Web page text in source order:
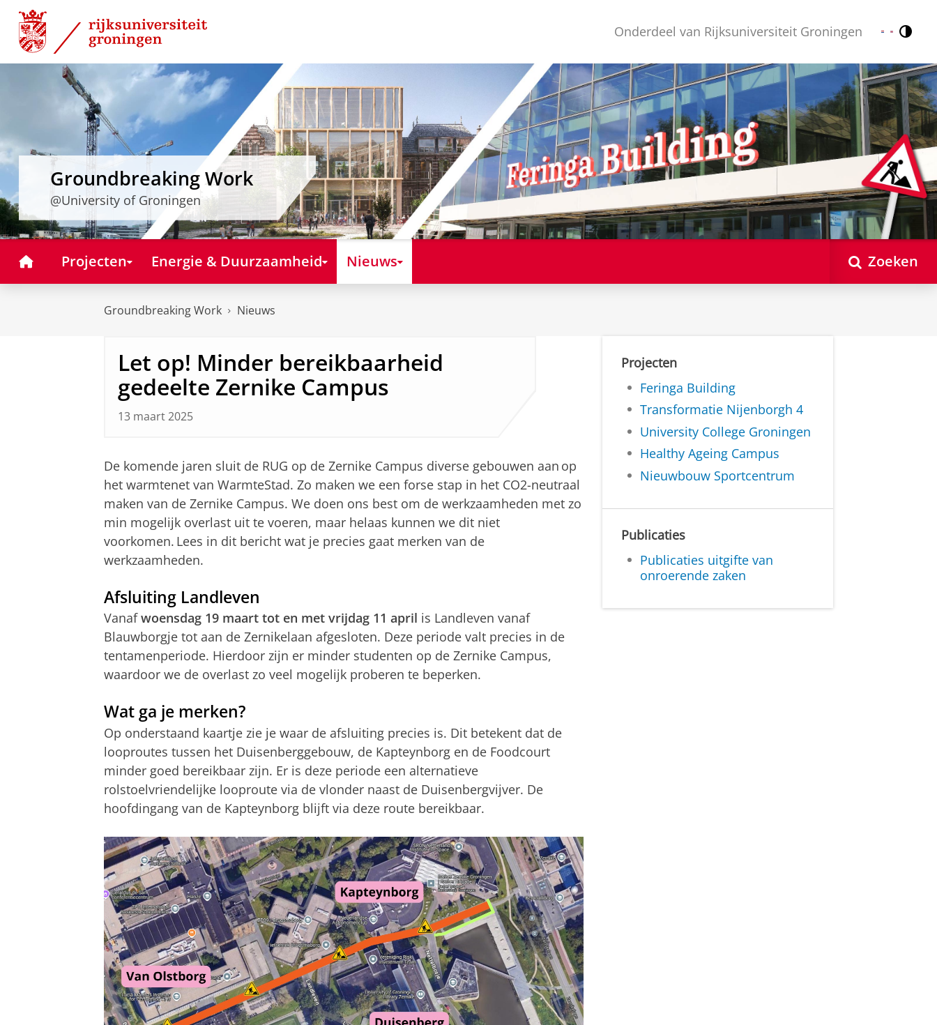
Skip
Content
Skip
Navigation
Onderdeel van Rijksuniversiteit Groningen Nederlands
English
Groundbreaking Work
@University of Groningen
HomeProjecten Energie & Duurzaamheid Nieuws Zoeken
Groundbreaking Work Nieuws
Let op! Minder bereikbaarheid
gedeelte Zernike Campus
13 maart 2025
De komende jaren sluit de RUG op de Zernike Campus diverse gebouwen aan op
het warmtenet van WarmteStad. Zo maken we een forse stap in het CO2-neutraal
maken van de Zernike Campus. We doen ons best om de werkzaamheden met zo
min mogelijk overlast uit te voeren, maar helaas kunnen we dit niet
voorkomen. Lees in dit bericht wat je precies gaat merken van de
werkzaamheden.
Afsluiting Landleven
Vanafwoensdag 19 maart tot en met vrijdag 11 april is Landleven vanaf
Blauwborgje tot aan de Zernikelaan afgesloten. Deze periode valt precies in de
tentamenperiode. Hierdoor zijn er minder studenten op de Zernike Campus,
waardoor we de overlast zo veel mogelijk proberen te beperken.
Wat ga je merken?
Op onderstaand kaartje zie je waar de afsluiting precies is. Dit betekent dat de
looproutes tussen het Duisenberggebouw, de Kapteynborg en de Foodcourt
minder goed bereikbaar zijn. Er is deze periode een alternatieve
rolstoelvriendelijke looproute via de vlonder naast de Duisenbergvijver. De
hoofdingang van de Kapteynborg blijft via deze route bereikbaar.
Projecten
Feringa Building
Transformatie Nijenborgh 4
University College Groningen
Healthy Ageing Campus
Nieuwbouw Sportcentrum
Publicaties
Publicaties uitgifte van
onroerende zaken